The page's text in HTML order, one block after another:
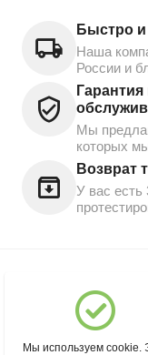
Быстро и
Наша
России и
Мы
которых
Возврат
У вас есть
Магазин
Мы используем cookie.